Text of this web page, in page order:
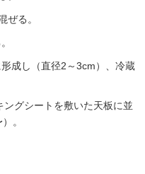
ぜる。
成し（直径2～3cm）、冷蔵
グシートを敷いた天板に並
。